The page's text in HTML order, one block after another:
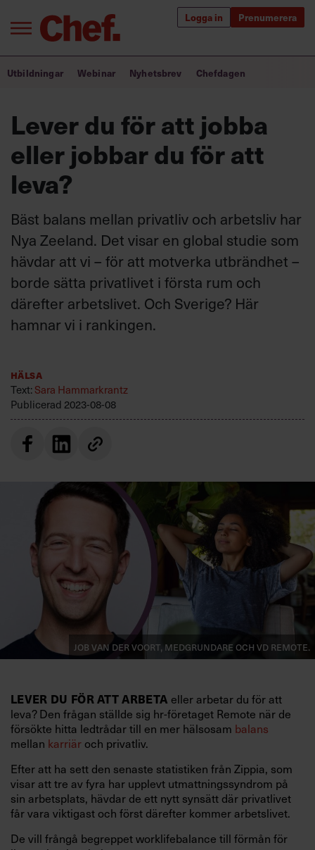
Logga in Prenumerera
Logga in
Prenumerera
Annonsera
Om oss
Kontakta oss
Kundservice
Villkor och policy för
Sök
efter:
Bra ledare förändrar världen
Utbildning för ledare
Chefakademin+
Utbildningar Webinar Nyhetsbrev Chefdagen
Lever du för att jobba
eller jobbar du för att
leva?
Bäst balans mellan privatliv och arbetsliv har
Nya Zeeland. Det visar en global studie som
hävdar att vi – för att motverka utbrändhet –
borde sätta privatlivet i första rum och
därefter arbetslivet. Och Sverige? Här
hamnar vi i rankingen.
Hälsa
Text: Sara Hammarkrantz
Publicerad 2023-08-08
Job van der Voort, medgrundare och vd Remote.
LEVER DU FÖR ATT ARBETA eller arbetar du för att
leva? Den frågan ställde sig hr-företaget Remote när de
försökte hitta ledtrådar till en mer hälsosam balans
mellan karriär och privatliv.
Efter att ha sett den senaste statistiken från Zippia, som
visar att tre av fyra har upplevt utmattningssyndrom på
sin arbetsplats, hävdar de ett nytt synsätt där privatlivet
får vara viktigast och först därefter kommer arbetslivet.
De vill frångå begreppet worklifebalance till förmån för